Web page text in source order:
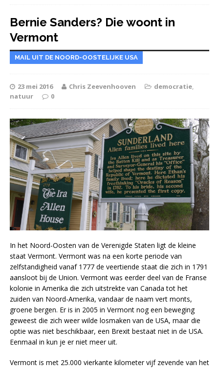
Bernie Sanders? Die woont in
Vermont
MAIL UIT DE NOORD-OOSTELIJKE USA
23 mei 2016 Chris Zeevenhooven democratie,
natuur
0
In het Noord-Oosten van de Verenigde Staten ligt de kleine
staat Vermont. Vermont was na een korte periode van
zelfstandigheid vanaf 1777 de veertiende staat die zich in 1791
aansloot bij de Union. Vermont was eerder deel van de Franse
kolonie in Amerika die zich uitstrekte van Canada tot het
zuiden van Noord-Amerika, vandaar de naam vert monts,
groene bergen. Er is in 2005 in Vermont nog een beweging
geweest die zich weer wilde losmaken van de USA, maar die
optie was niet beschikbaar, een Brexit bestaat niet in de USA.
Eenmaal in kun je er niet meer uit.
Vermont is met 25.000 vierkante kilometer vijf zevende van het